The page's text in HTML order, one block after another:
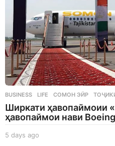
BUSINESS ,LIFE СОМОН ЭЙР ,
Ширкати ҳавопаймоии
ҳавопаймои нави
5 days ago